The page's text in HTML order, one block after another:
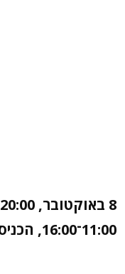
11:00־16:00, הכניסה חופשית